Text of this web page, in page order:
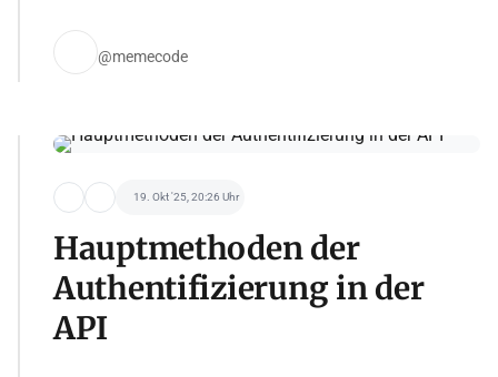
@memecode
19. Okt '25, 20:26 Uhr
Hauptmethoden der
Authentifizierung in der
API